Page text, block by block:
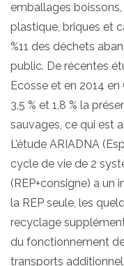
emballages
plastique, briques et
%11 des déchets
public. De récentes
Ecosse et en 2014
3,5 % et 1,8 % la
sauvages, ce qui est
L’étude ARIADNA
cycle de vie de 2
(REP+consigne) a un
la REP seule, les
recyclage
du fonctionnement
transports